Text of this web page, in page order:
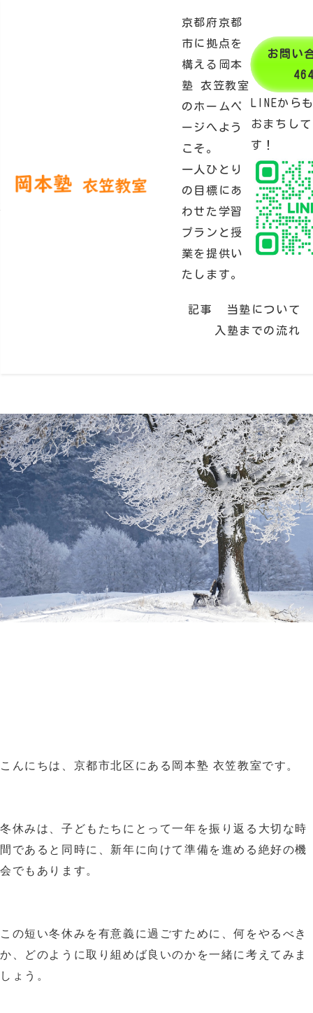
京都府京都
市に拠点を
構える岡本
塾 衣笠教室
のホームペ
ージへよう
こそ。
一人ひとり
の目標にあ
わせた学習
プランと授
業を提供い
たします。
お問い
LINEから
おまちし
す！
記事
当塾について
入塾までの流れ
冬休みを充実させる学習法とは？冬に休みと勉強を
両立する
冬休みを充実させる学習法と
は？冬に休みと勉強を両立す
こんにちは、京都市北区にある岡本塾 衣笠教室です。
冬休みは、子どもたちにとって一年を振り返る大切な時
間であると同時に、新年に向けて準備を進める絶好の機
会でもあります。
この短い冬休みを有意義に過ごすために、何をやるべき
か、どのように取り組めば良いのかを一緒に考えてみま
しょう。